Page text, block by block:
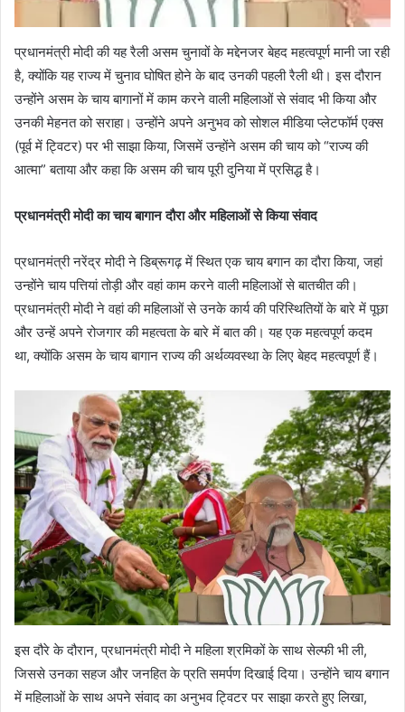
प्रधानमंत्री मोदी की यह रैली असम चुनावों के मद्देनजर बेहद महत्वपूर्ण मानी जा रही
है, क्योंकि यह राज्य में चुनाव घोषित होने के बाद उनकी पहली रैली थी। इस दौरान
उन्होंने असम के चाय बागानों में काम करने वाली महिलाओं से संवाद भी किया और
उनकी मेहनत को सराहा। उन्होंने अपने अनुभव को सोशल मीडिया प्लेटफॉर्म एक्स
(पूर्व में ट्विटर) पर भी साझा किया, जिसमें उन्होंने असम की चाय को “राज्य की
आत्मा” बताया और कहा कि असम की चाय पूरी दुनिया में प्रसिद्ध है।
प्रधानमंत्री मोदी का चाय बागान दौरा और महिलाओं से किया संवाद
प्रधानमंत्री नरेंद्र मोदी ने डिब्रूगढ़ में स्थित एक चाय बगान का दौरा किया, जहां
उन्होंने चाय पत्तियां तोड़ी और वहां काम करने वाली महिलाओं से बातचीत की।
प्रधानमंत्री मोदी ने वहां की महिलाओं से उनके कार्य की परिस्थितियों के बारे में पूछा
और उन्हें अपने रोजगार की महत्वता के बारे में बात की। यह एक महत्वपूर्ण कदम
था, क्योंकि असम के चाय बागान राज्य की अर्थव्यवस्था के लिए बेहद महत्वपूर्ण हैं।
इस दौरे के दौरान, प्रधानमंत्री मोदी ने महिला श्रमिकों के साथ सेल्फी भी ली,
जिससे उनका सहज और जनहित के प्रति समर्पण दिखाई दिया। उन्होंने चाय बगान
में महिलाओं के साथ अपने संवाद का अनुभव ट्विटर पर साझा करते हुए लिखा,